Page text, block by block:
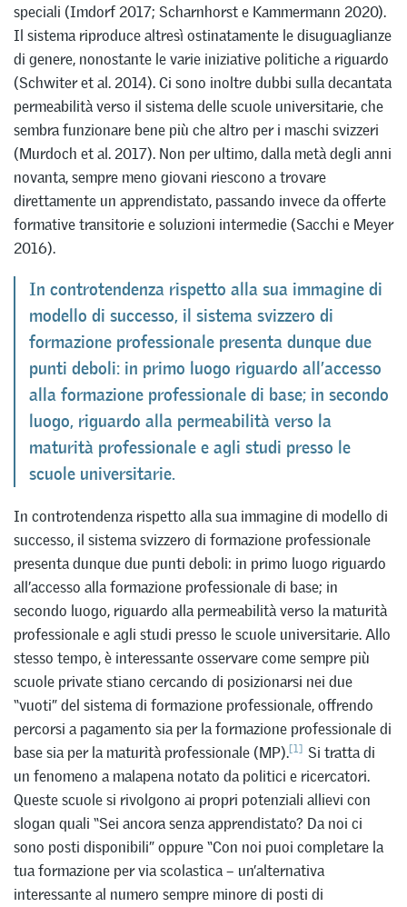
speciali (Imdorf 2017; Scharnhorst e Kammermann 2020).
Il sistema riproduce altresì ostinatamente le disuguaglianze
di genere, nonostante le varie iniziative politiche a riguardo
(Schwiter et al. 2014). Ci sono inoltre dubbi sulla decantata
permeabilità verso il sistema delle scuole universitarie, che
sembra funzionare bene più che altro per i maschi svizzeri
(Murdoch et al. 2017). Non per ultimo, dalla metà degli anni
novanta, sempre meno giovani riescono a trovare
direttamente un apprendistato, passando invece da offerte
formative transitorie e soluzioni intermedie (Sacchi e Meyer
2016).
In controtendenza rispetto alla sua immagine di
modello di successo, il sistema svizzero di
formazione professionale presenta dunque due
punti deboli: in primo luogo riguardo all’accesso
alla formazione professionale di base; in secondo
luogo, riguardo alla permeabilità verso la
maturità professionale e agli studi presso le
scuole universitarie.
In controtendenza rispetto alla sua immagine di modello di
successo, il sistema svizzero di formazione professionale
presenta dunque due punti deboli: in primo luogo riguardo
all’accesso alla formazione professionale di base; in
secondo luogo, riguardo alla permeabilità verso la maturità
professionale e agli studi presso le scuole universitarie. Allo
stesso tempo, è interessante osservare come sempre più
scuole private stiano cercando di posizionarsi nei due
“vuoti” del sistema di formazione professionale, offrendo
percorsi a pagamento sia per la formazione professionale di
base sia per la maturità professionale (MP).[1] Si tratta di
un fenomeno a malapena notato da politici e ricercatori.
Queste scuole si rivolgono ai propri potenziali allievi con
slogan quali “Sei ancora senza apprendistato? Da noi ci
sono posti disponibili” oppure “Con noi puoi completare la
tua formazione per via scolastica – un’alternativa
interessante al numero sempre minore di posti di